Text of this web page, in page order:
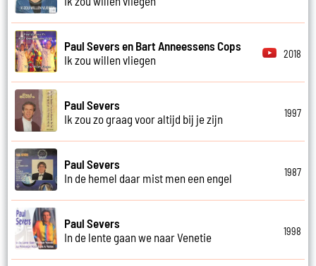
Paul Severs en Bart Anneessens Cops
Ik zou willen vliegen
2018
Paul Severs
Ik zou zo graag voor altijd bij je zijn
1997
Paul Severs
In de hemel daar mist men een engel
1987
Paul Severs
In de lente gaan we naar Venetie
1998